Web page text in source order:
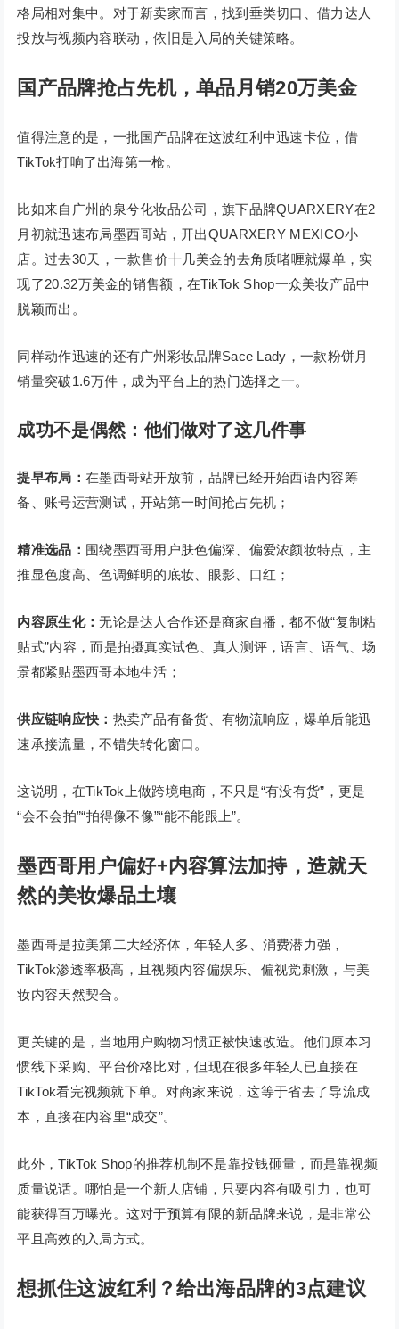
格局相对集中。对于新卖家而言，找到垂类切口、借力达人
投放与视频内容联动，依旧是入局的关键策略。
国产品牌抢占先机，单品月销20万美金
值得注意的是，一批国产品牌在这波红利中迅速卡位，借
TikTok打响了出海第一枪。
比如来自广州的泉兮化妆品公司，旗下品牌QUARXERY在2
月初就迅速布局墨西哥站，开出QUARXERY MEXICO小
店。过去30天，一款售价十几美金的去角质啫喱就爆单，实
现了20.32万美金的销售额，在TikTok Shop一众美妆产品中
脱颖而出。
同样动作迅速的还有广州彩妆品牌Sace Lady，一款粉饼月
销量突破1.6万件，成为平台上的热门选择之一。
成功不是偶然：他们做对了这几件事
提早布局： 在墨西哥站开放前，品牌已经开始西语内容筹
备、账号运营测试，开站第一时间抢占先机；
精准选品： 围绕墨西哥用户肤色偏深、偏爱浓颜妆特点，主
推显色度高、色调鲜明的底妆、眼影、口红；
内容原生化：无论是达人合作还是商家自播，都不做“复制粘
贴式”内容，而是拍摄真实试色、真人测评，语言、语气、场
景都紧贴墨西哥本地生活；
供应链响应快： 热卖产品有备货、有物流响应，爆单后能迅
速承接流量，不错失转化窗口。
这说明，在TikTok上做跨境电商，不只是“有没有货”，更是
“会不会拍”“拍得像不像”“能不能跟上”。
墨西哥用户偏好+内容算法加持，造就天
然的美妆爆品土壤
墨西哥是拉美第二大经济体，年轻人多、消费潜力强，
TikTok渗透率极高，且视频内容偏娱乐、偏视觉刺激，与美
妆内容天然契合。
更关键的是，当地用户购物习惯正被快速改造。他们原本习
惯线下采购、平台价格比对，但现在很多年轻人已直接在
TikTok看完视频就下单。对商家来说，这等于省去了导流成
本，直接在内容里“成交”。
此外，TikTok Shop的推荐机制不是靠投钱砸量，而是靠视频
质量说话。哪怕是一个新人店铺，只要内容有吸引力，也可
能获得百万曝光。这对于预算有限的新品牌来说，是非常公
平且高效的入局方式。
想抓住这波红利？给出海品牌的3点建议